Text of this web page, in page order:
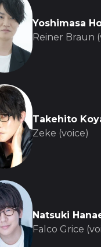
Yoshimasa
Reiner Braun
Takehito
Zeke (voice)
Natsuki
Falco Grice